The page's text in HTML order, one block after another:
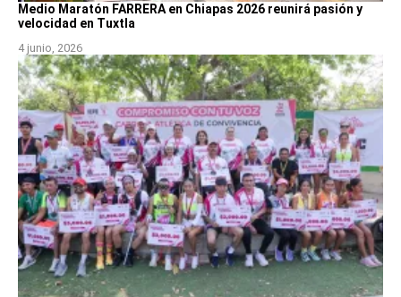
Medio Maratón FARRERA en Chiapas 2026 reunirá pasión y
velocidad en Tuxtla
4 junio, 2026